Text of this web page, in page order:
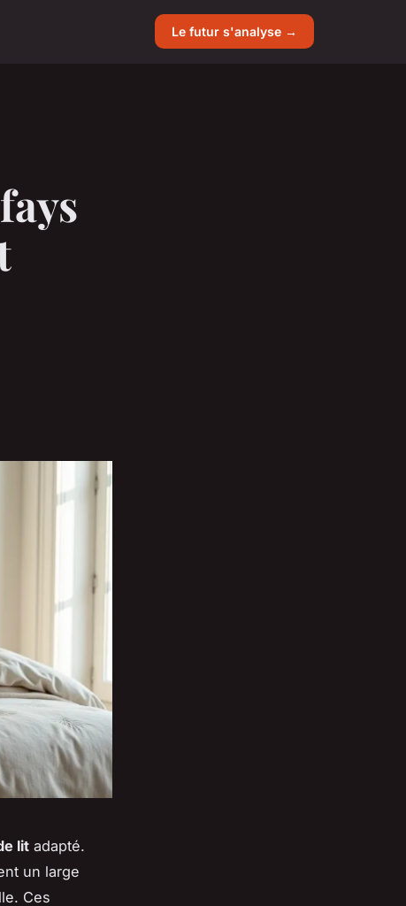
Le futur s'analyse →
lit adapté.
un large
Ces